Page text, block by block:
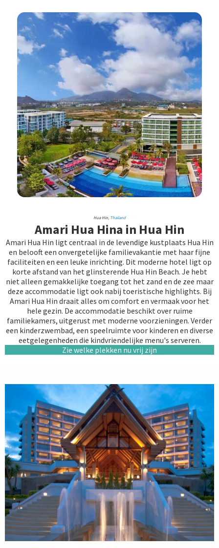
Hua Hin, Thailand
Amari Hua Hina in Hua Hin
Amari Hua Hin ligt centraal in de levendige kustplaats Hua Hin
en belooft een onvergetelijke familievakantie met haar fijne
faciliteiten en een leuke inrichting. Dit moderne hotel ligt op
korte afstand van het glinsterende Hua Hin Beach. Je hebt
niet alleen gemakkelijke toegang tot het zand en de zee maar
deze accommodatie ligt ook nabij toeristische highlights. Bij
Amari Hua Hin draait alles om comfort en vermaak voor het
hele gezin. De accommodatie beschikt over ruime
familiekamers, uitgerust met moderne voorzieningen. Verder
een kinderzwembad, een speelruimte voor kinderen en diverse
eetgelegenheden die kindvriendelijke menu's serveren.
Zie welke plekken nu vrij zijn